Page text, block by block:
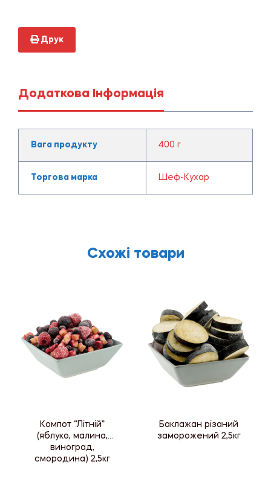
Друк
Додаткова Інформація
Вага продукту 400 г
Торгова марка Шеф-Кухар
Схожі товари
Компот “Літній”
(яблуко, малина,
виноград,
смородина) 2,5кг
Баклажан різаний
заморожений 2,5кг